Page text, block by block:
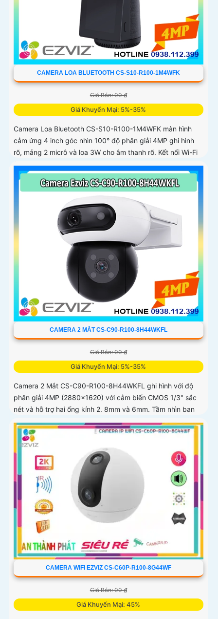
CAMERA LOA BLUETOOTH CS-S10-R100-1M4WFK
Giá Bán: 00 ₫
Giá Khuyến Mại: 5%-35%
Camera Loa Bluetooth CS-S10-R100-1M4WFK màn hình
cảm ứng 4 inch góc nhìn 100° độ phân giải 4MP ghi hình
rõ, mảng 2 micrô và loa 3W cho âm thanh rõ. Kết nối Wi-Fi
2
CAMERA 2 MẮT CS-C90-R100-8H44WKFL
Giá Bán: 00 ₫
Giá Khuyến Mại: 5%-35%
Camera 2 Mắt CS-C90-R100-8H44WKFL ghi hình với độ
phân giải 4MP (2880x1620) với cảm biến CMOS 1/3" sắc
nét và hỗ trợ hai ống kính 2. 8mm và 6mm. Tầm nhìn ban
đêm IR 30m và ban...
CAMERA WIFI EZVIZ CS-C60P-R100-8G44WF
Giá Bán: 00 ₫
Giá Khuyến Mại: 45%